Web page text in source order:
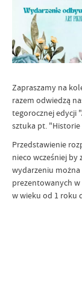
Zapraszamy na
razem odwiedzą
tegorocznej edycji
sztuka pt. "Historie
Przedstawienie
nieco wcześniej by
wydarzeniu można
prezentowanych w
w wieku od 1 roku